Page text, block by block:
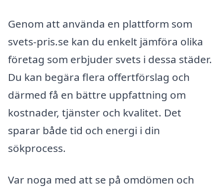
Genom att använda en plattform som
svets-pris.se kan du enkelt jämföra olika
företag som erbjuder svets i dessa städer.
Du kan begära flera offertförslag och
därmed få en bättre uppfattning om
kostnader, tjänster och kvalitet. Det
sparar både tid och energi i din
sökprocess.
Var noga med att se på omdömen och